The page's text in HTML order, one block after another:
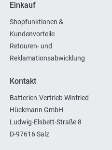
Einkauf
Shopfunktionen &
Kundenvorteile
Retouren- und
Reklamationsabwicklung
Kontakt
Batterien-Vertrieb Winfried
Hückmann GmbH
Ludwig-Elsbett-Straße 8
D-97616 Salz